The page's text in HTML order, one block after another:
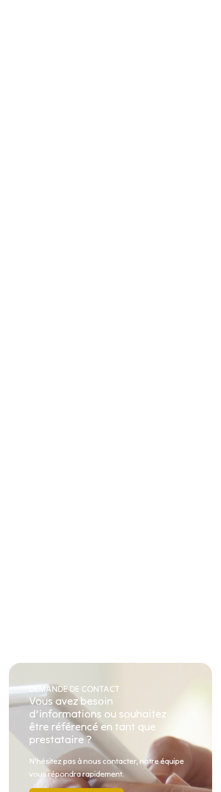
DEMANDE DE CONTACT
Vous avez besoin
d’informations ou souhaitez
être référencé en tant que
prestataire ?
N’hésitez pas à nous contacter, notre équipe
vous répondra rapidement.